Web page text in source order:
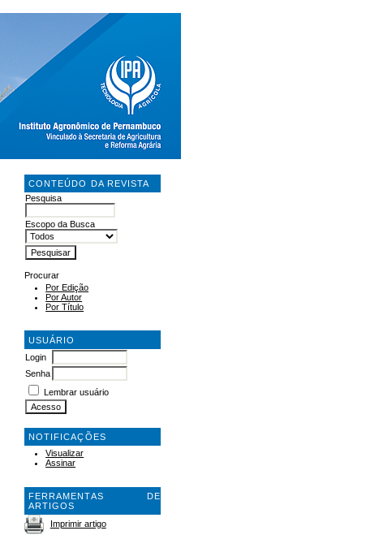
CONTEÚDO DA REVISTA
Pesquisa
Escopo da Busca
Procurar
Por Edição
Por Autor
Por Título
USUÁRIO
Login
Senha
Lembrar usuário
NOTIFICAÇÕES
Visualizar
Assinar
FERRAMENTAS DE
ARTIGOS
Imprimir artigo